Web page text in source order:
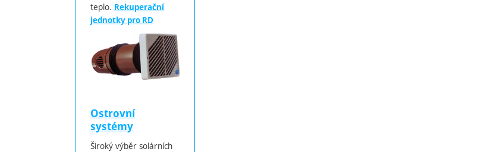
teplo. Rekuperační
jednotky pro RD
Ostrovní
systémy
Široký výběr solárních